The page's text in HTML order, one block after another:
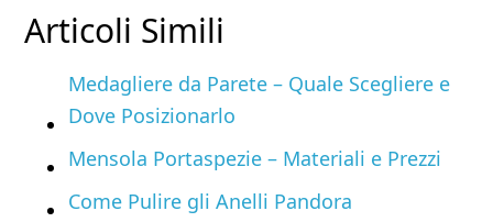
Articoli Simili
Medagliere da Parete – Quale Scegliere e
Dove Posizionarlo
Mensola Portaspezie – Materiali e Prezzi
Come Pulire gli Anelli Pandora